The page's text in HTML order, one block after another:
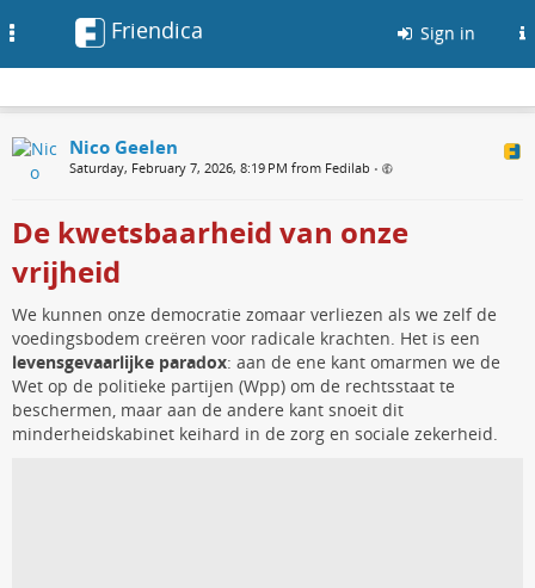
Friendica Sign in
Nico Geelen
Saturday, February 7, 2026, 8:19 PM from Fedilab •
De kwetsbaarheid van onze
vrijheid
We kunnen onze democratie zomaar verliezen als we zelf de
voedingsbodem creëren voor radicale krachten. Het is een
levensgevaarlijke paradox: aan de ene kant omarmen we de
Wet op de politieke partijen (Wpp) om de rechtsstaat te
beschermen, maar aan de andere kant snoeit dit
minderheidskabinet keihard in de zorg en sociale zekerheid.